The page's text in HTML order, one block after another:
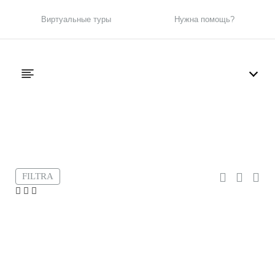
Виртуальные туры Нужна помощь?
Фильтр